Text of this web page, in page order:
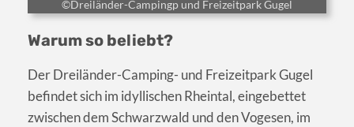
©Dreiländer-Campingp und Freizeitpark Gugel
Warum so beliebt?
Der Dreiländer-Camping- und Freizeitpark Gugel
befindet sich im idyllischen Rheintal, eingebettet
zwischen dem Schwarzwald und den Vogesen, im